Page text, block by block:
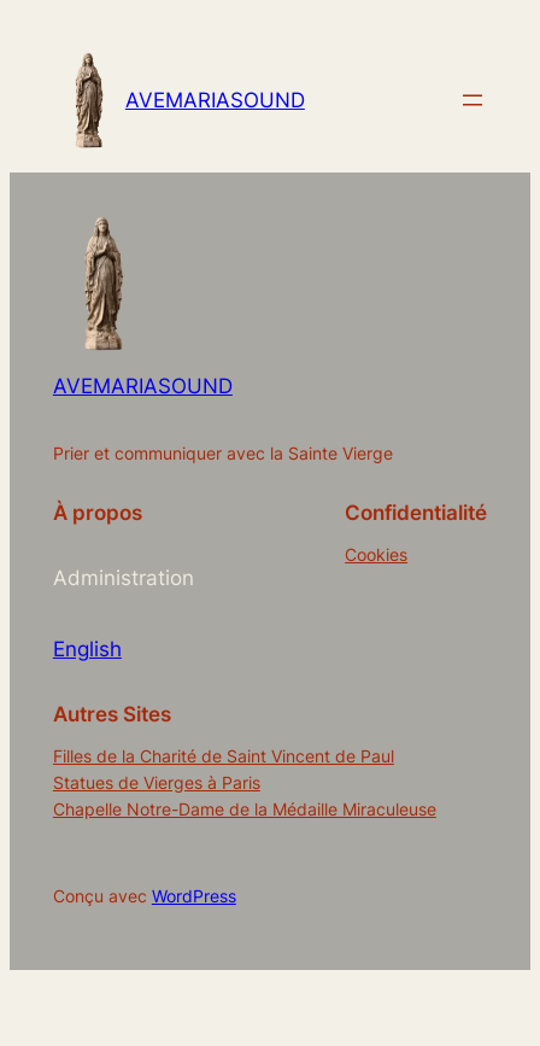
AVEMARIASOUND
AVEMARIASOUND
Prier et communiquer avec la Sainte Vierge
À propos
Administration
English
Confidentialité
Cookies
Autres Sites
Filles de la Charité de Saint Vincent de Paul
Statues de Vierges à Paris
Chapelle Notre-Dame de la Médaille Miraculeuse
Conçu avec WordPress